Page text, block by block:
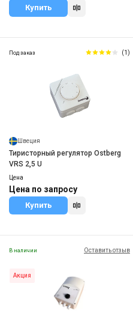
Купить
Под заказ (1)
Швеция
Тиристорный регулятор Ostberg
VRS 2,5 U
Цена
Цена по запросу
Купить
В наличии Оставить отзыв
Акция